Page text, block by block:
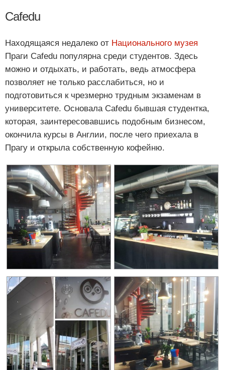
Cafedu
Находящаяся недалеко от Национального музея
Праги Cafedu популярна среди студентов. Здесь
можно и отдыхать, и работать, ведь атмосфера
позволяет не только расслабиться, но и
подготовиться к чрезмерно трудным экзаменам в
университете. Основала Cafedu бывшая студентка,
которая, заинтересовавшись подобным бизнесом,
окончила курсы в Англии, после чего приехала в
Прагу и открыла собственную кофейню.